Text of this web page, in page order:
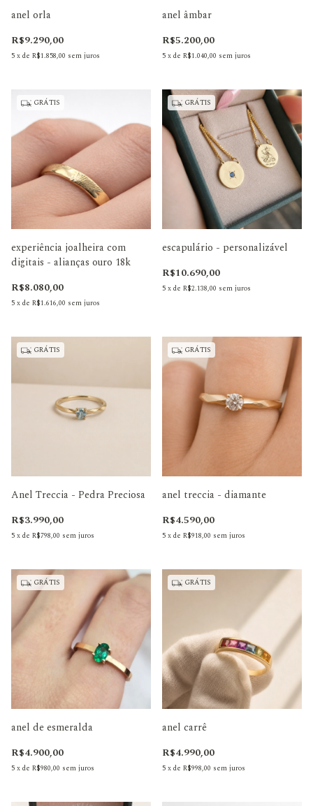
anel orla
R$9.290,00
5xde R$1.858,00 sem juros
anel âmbar
R$5.200,00
5xde R$1.040,00 sem juros
GRÁTIS
experiência joalheira com
digitais - alianças ouro 18k
R$8.080,00
5xde R$1.616,00 sem juros
GRÁTIS
escapulário - personalizável
R$10.690,00
5xde R$2.138,00 sem juros
GRÁTIS
Anel Treccia - Pedra Preciosa
R$3.990,00
5xde R$798,00 sem juros
GRÁTIS
anel treccia - diamante
R$4.590,00
5xde R$918,00 sem juros
GRÁTIS
anel de esmeralda
R$4.900,00
5xde R$980,00 sem juros
GRÁTIS
anel carrê
R$4.990,00
5xde R$998,00 sem juros